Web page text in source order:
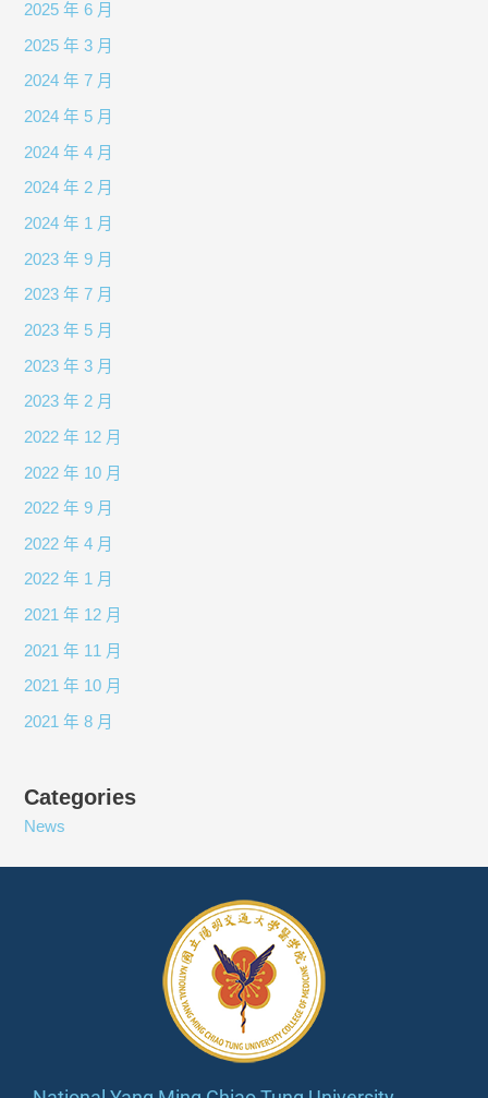
2025 年 6 月
2025 年 3 月
2024 年 7 月
2024 年 5 月
2024 年 4 月
2024 年 2 月
2024 年 1 月
2023 年 9 月
2023 年 7 月
2023 年 5 月
2023 年 3 月
2023 年 2 月
2022 年 12 月
2022 年 10 月
2022 年 9 月
2022 年 4 月
2022 年 1 月
2021 年 12 月
2021 年 11 月
2021 年 10 月
2021 年 8 月
Categories
News